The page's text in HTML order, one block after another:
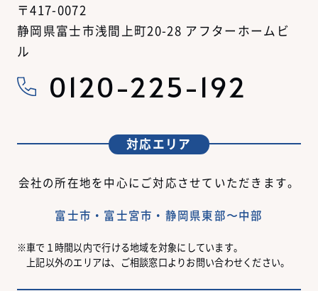
〒417-0072
静岡県富士市浅間上町20-28 アフターホームビ
ル
0120-225-192
対応エリア
会社の所在地を中心にご対応させていただきます。
富士市・富士宮市・静岡県東部〜中部
車で１時間以内で行ける地域を対象にしています。
上記以外のエリアは、ご相談窓口よりお問い合わせください。